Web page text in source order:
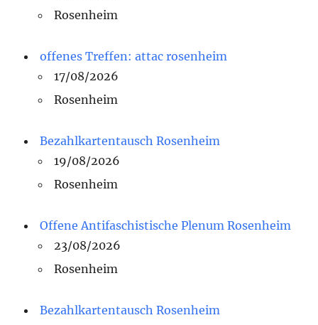
Rosenheim
offenes Treffen: attac rosenheim
17/08/2026
Rosenheim
Bezahlkartentausch Rosenheim
19/08/2026
Rosenheim
Offene Antifaschistische Plenum Rosenheim
23/08/2026
Rosenheim
Bezahlkartentausch Rosenheim